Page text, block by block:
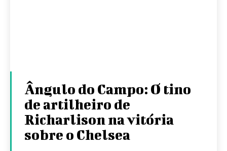
Ângulo do Campo: O tino
de artilheiro de
Richarlison na vitória
sobre o Chelsea